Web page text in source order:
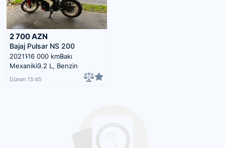
2 700AZN
Bajaj Pulsar NS 200
2021116 000 kmBakı
Mexaniki0.2 L, Benzin
Dünən 13:45